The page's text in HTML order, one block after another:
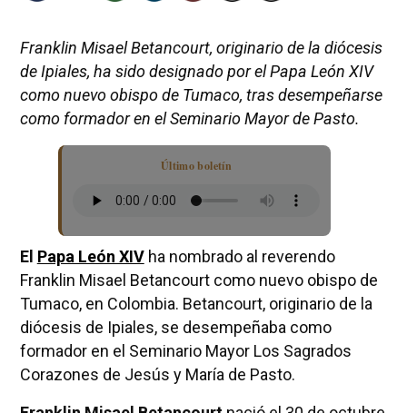
Franklin Misael Betancourt, originario de la diócesis
de Ipiales, ha sido designado por el Papa León XIV
como nuevo obispo de Tumaco, tras desempeñarse
como formador en el Seminario Mayor de Pasto.
Último boletín
El Papa León XIVha nombrado al reverendo
Franklin Misael Betancourt como nuevo obispo de
Tumaco, en Colombia. Betancourt, originario de la
diócesis de Ipiales, se desempeñaba como
formador en el Seminario Mayor Los Sagrados
Corazones de Jesús y María de Pasto.